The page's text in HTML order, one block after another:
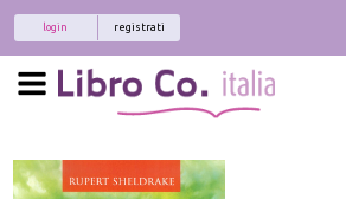
registrati
login